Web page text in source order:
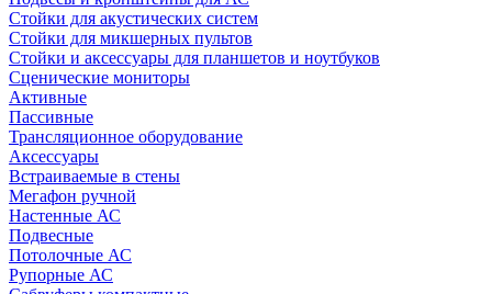
Стойки для акустических систем
Стойки для микшерных пультов
Стойки и аксессуары для планшетов и ноутбуков
Сценические мониторы
Активные
Пассивные
Трансляционное оборудование
Аксессуары
Встраиваемые в стены
Мегафон ручной
Настенные АС
Подвесные
Потолочные АС
Рупорные АС